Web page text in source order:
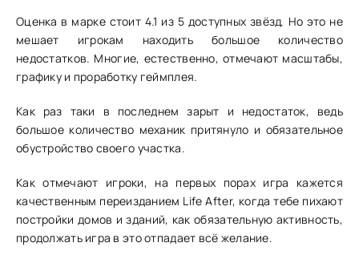
Оценка в марке стоит 4.1 из 5 доступных звёзд. Но это не
мешает игрокам находить большое количество
недостатков. Многие, естественно, отмечают масштабы,
графику и проработку геймплея.
Как раз таки в последнем зарыт и недостаток, ведь
большое количество механик притянуло и обязательное
обустройство своего участка.
Как отмечают игроки, на первых порах игра кажется
качественным переизданием Life After, когда тебе пихают
постройки домов и зданий, как обязательную активность,
продолжать игра в это отпадает всё желание.